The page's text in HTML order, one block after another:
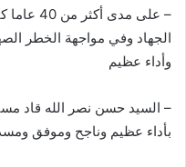
– على
الجهاد وفي مواجهة الخطر
وأداء عظيم
بأداء عظيم وناجح وموفق